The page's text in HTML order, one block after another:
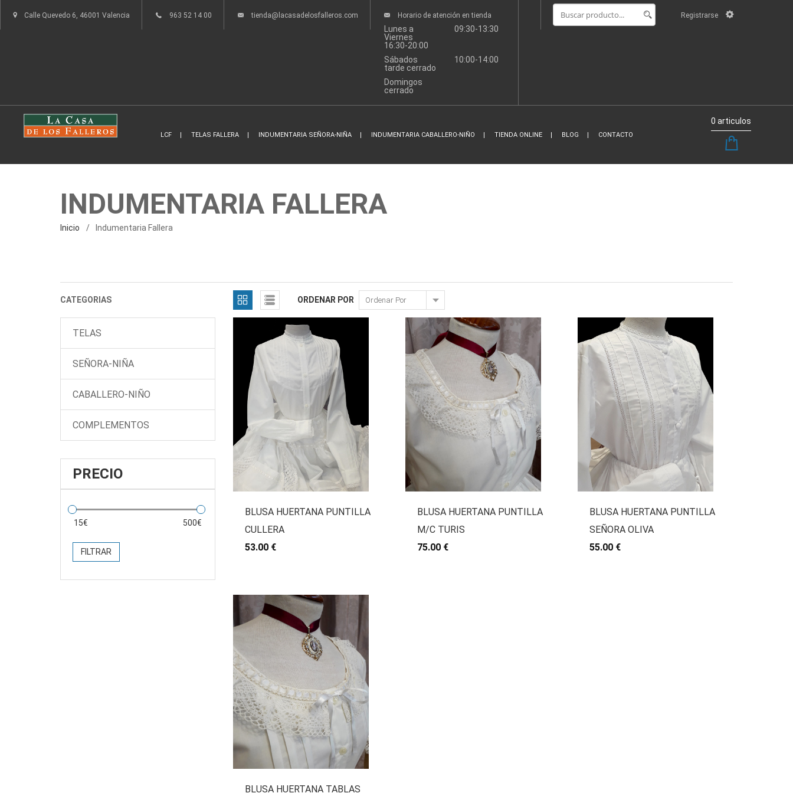
Calle Quevedo 6, 46001 Valencia 963 52 14 00 tienda@lacasadelosfalleros.com Horario de atención en tienda
Lunes a
Viernes
09:30-13:30
16:30-20:00
Sábados
10:00-14:00
tarde cerrado
Domingos
cerrado
Registrarse
LCF TELAS FALLERA INDUMENTARIA SEÑORA-NIÑA INDUMENTARIA CABALLERO-NIÑO TIENDA ONLINE BLOG CONTACTO
0 articulos
INDUMENTARIA FALLERA
Inicio Indumentaria Fallera
CATEGORIAS
TELAS
SEÑORA-NIÑA
CABALLERO-NIÑO
COMPLEMENTOS
PRECIO
FILTRAR
ORDENAR POR
BLUSA HUERTANA PUNTILLA
CULLERA
53.00 €
BLUSA HUERTANA PUNTILLA
M/C TURIS
75.00 €
BLUSA HUERTANA PUNTILLA
SEÑORA OLIVA
55.00 €
BLUSA HUERTANA TABLAS